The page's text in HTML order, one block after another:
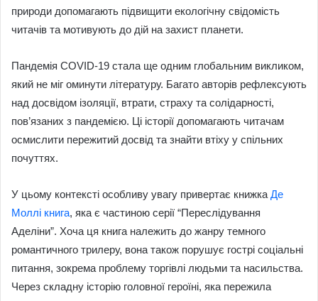
природи допомагають підвищити екологічну свідомість
читачів та мотивують до дій на захист планети.
Пандемія COVID-19 стала ще одним глобальним викликом,
який не міг оминути літературу. Багато авторів рефлексують
над досвідом ізоляції, втрати, страху та солідарності,
пов’язаних з пандемією. Ці історії допомагають читачам
осмислити пережитий досвід та знайти втіху у спільних
почуттях.
У цьому контексті особливу увагу привертає книжка Де
Моллі книга, яка є частиною серії “Переслідування
Аделіни”. Хоча ця книга належить до жанру темного
романтичного трилеру, вона також порушує гострі соціальні
питання, зокрема проблему торгівлі людьми та насильства.
Через складну історію головної героїні, яка пережила